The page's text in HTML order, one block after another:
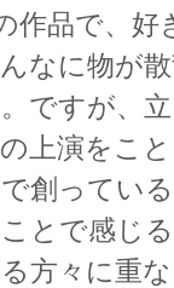
作品で、
なに物が
ですが、
上演をこ
創ってい
とで感じ
方々に重